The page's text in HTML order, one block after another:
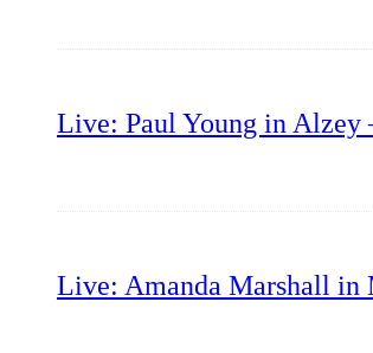
Live: Paul Young in Alzey
Live: Amanda Marshall in